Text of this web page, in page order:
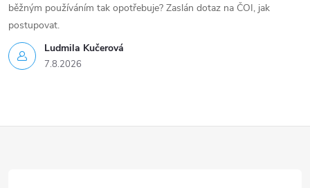
Ludmila Kučerová
7.8.2026
běžným používáním tak opotřebuje? Zaslán dotaz na ČOI, jak
postupovat.